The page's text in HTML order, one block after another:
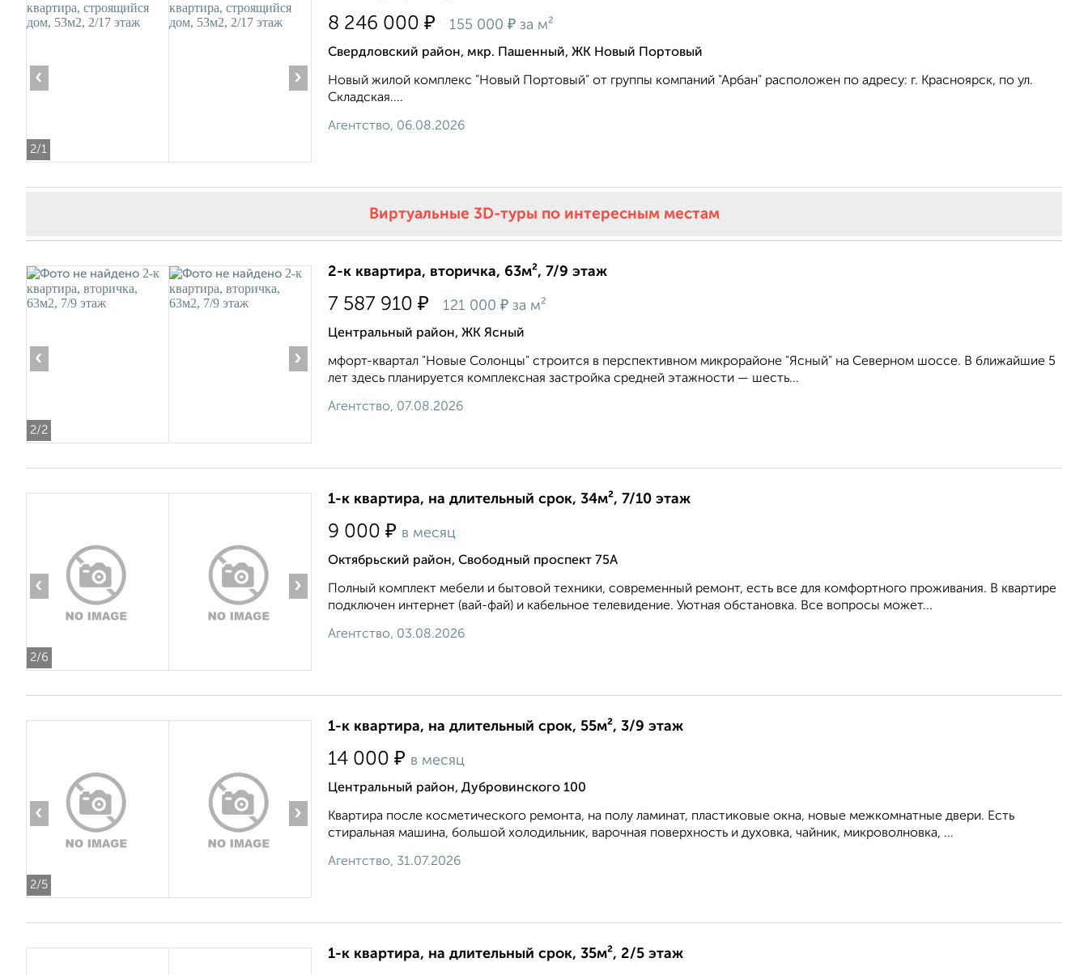
2/1
‹ ›
8 246 000 ₽ 155 000 ₽ за м²
Свердловский район, мкр. Пашенный, ЖК Новый Портовый
Новый жилой комплекс "Новый Портовый" от группы компаний "Арбан" расположен по адресу: г. Красноярск, по ул.
Складская....
Агентство, 06.08.2026
Виртуальные 3D-туры по интересным местам
2/2
‹ ›
2-к квартира, вторичка, 63м², 7/9 этаж
7 587 910 ₽ 121 000 ₽ за м²
Центральный район, ЖК Ясный
мфорт-квартал "Новые Солонцы" строится в перспективном микрорайоне "Ясный" на Северном шоссе. В ближайшие 5
лет здесь планируется комплексная застройка средней этажности — шесть...
Агентство, 07.08.2026
2/6
‹ ›
1-к квартира, на длительный срок, 34м², 7/10 этаж
9 000 ₽ в месяц
Октябрьский район, Свободный проспект 75А
Полный комплект мебели и бытовой техники, современный ремонт, есть все для комфортного проживания. В квартире
подключен интернет (вай-фай) и кабельное телевидение. Уютная обстановка. Все вопросы может...
Агентство, 03.08.2026
2/5
‹ ›
1-к квартира, на длительный срок, 55м², 3/9 этаж
14 000 ₽ в месяц
Центральный район, Дубровинского 100
Квартира после косметического ремонта, на полу ламинат, пластиковые окна, новые межкомнатные двери. Есть
стиральная машина, большой холодильник, варочная поверхность и духовка, чайник, микроволновка, ...
Агентство, 31.07.2026
1-к квартира, на длительный срок, 35м², 2/5 этаж